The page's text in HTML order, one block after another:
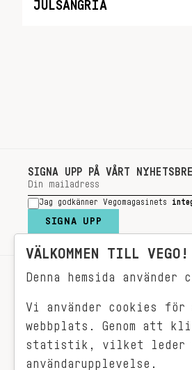
JULSANGRIA
SIGNA UPP PÅ VÅRT
Jag godkänner Vegomagasinets
SIGNA UPP
Målet med VEGO är att göra det så
himla enkelt för just dig att äta
det är gjort i ett kick och smakar
VÄLKOMMEN TILL VEGO!
Denna hemsida använder
Vi använder cookies
webbplats. Genom att
statistik, vilket leder
användarupplevelse.